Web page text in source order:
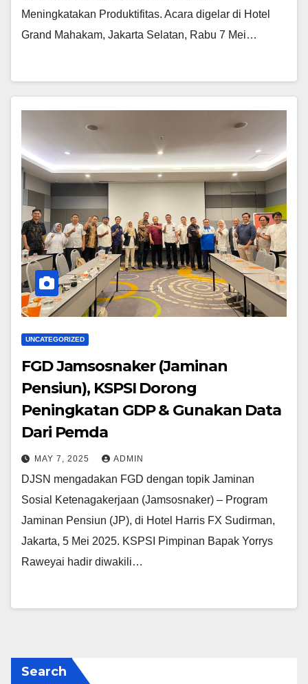
Meningkatakan Produktifitas. Acara digelar di Hotel
Grand Mahakam, Jakarta Selatan, Rabu 7 Mei…
UNCATEGORIZED
FGD Jamsosnaker (Jaminan
Pensiun), KSPSI Dorong
Peningkatan GDP & Gunakan Data
Dari Pemda
MAY 7, 2025 ADMIN
DJSN mengadakan FGD dengan topik Jaminan
Sosial Ketenagakerjaan (Jamsosnaker) – Program
Jaminan Pensiun (JP), di Hotel Harris FX Sudirman,
Jakarta, 5 Mei 2025. KSPSI Pimpinan Bapak Yorrys
Raweyai hadir diwakili…
Search